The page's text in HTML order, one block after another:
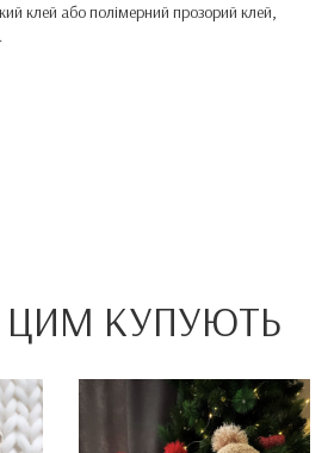
клей або полімерний прозорий клей,
ЦИМ КУПУЮТЬ